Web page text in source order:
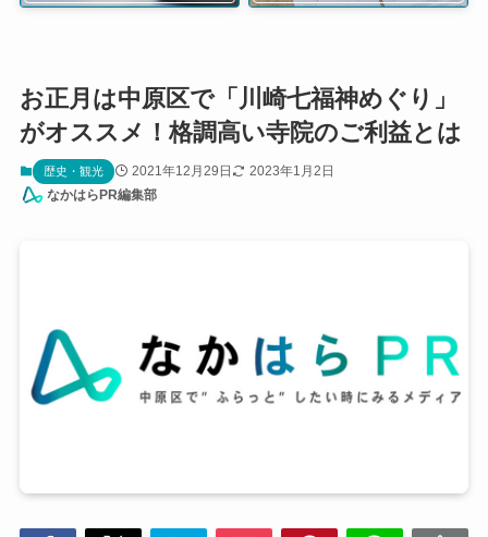
お正月は中原区で「川崎七福神めぐり」
がオススメ！格調高い寺院のご利益とは
歴史・観光 2021年12月29日
2023年1月2日
なかはらPR編集部